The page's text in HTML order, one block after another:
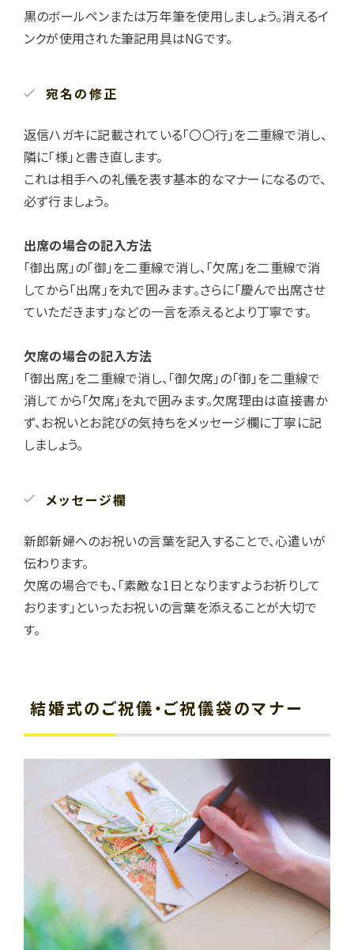
黒のボールペンまたは万年筆を使用しましょう。消えるイ
ンクが使用された筆記用具はNGです。
宛名の修正
返信ハガキに記載されている「〇〇行」を二重線で消し、
隣に「様」と書き直します。
これは相手への礼儀を表す基本的なマナーになるので、
必ず行ましょう。
出席の場合の記入方法
「御出席」の「御」を二重線で消し、「欠席」を二重線で消
してから「出席」を丸で囲みます。さらに「慶んで出席させ
ていただきます」などの一言を添えるとより丁寧です。
欠席の場合の記入方法
「御出席」を二重線で消し、「御欠席」の「御」を二重線で
消してから「欠席」を丸で囲みます。欠席理由は直接書か
ず、お祝いとお詫びの気持ちをメッセージ欄に丁寧に記
しましょう。
メッセージ欄
新郎新婦へのお祝いの言葉を記入することで、心遣いが
伝わります。
欠席の場合でも、「素敵な1日となりますようお祈りして
おります」といったお祝いの言葉を添えることが大切で
す。
結婚式のご祝儀・ご祝儀袋のマナー